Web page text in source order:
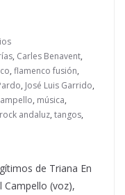
, Carles Benavent,
, flamenco fusión,
, José Luis Garrido,
, música,
rock andaluz, tangos,
de Triana En
(voz),